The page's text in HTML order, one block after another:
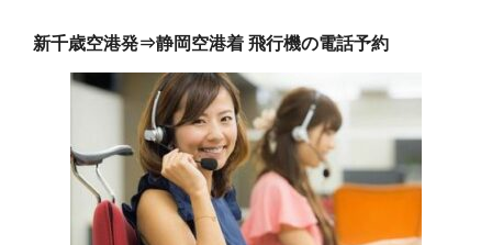
新千歳空港発⇒静岡空港着 飛行機の電話予約